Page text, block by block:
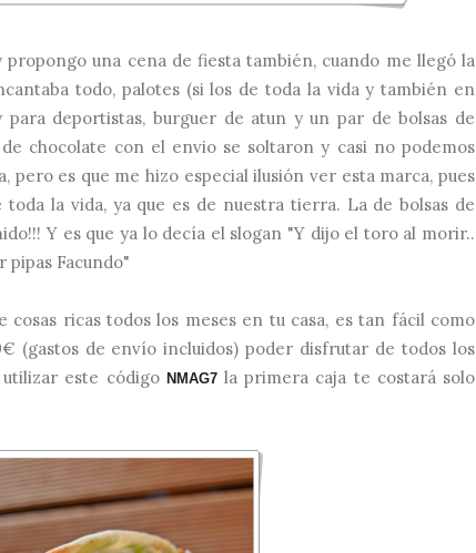
una cena de fiesta también, cuando me llegó la
todo, palotes (si los de toda la vida y también en
para deportistas, burguer de atun y un par de bolsas de
chocolate con el envio se soltaron y casi no podemos
pero es que me hizo especial ilusión ver esta marca, pues
la vida, ya que es de nuestra tierra. La de bolsas de
Y es que ya lo decía el slogan "Y dijo el toro al morir..
Facundo"
cosas ricas todos los meses en tu casa, es tan fácil como
(gastos de envío incluidos) poder disfrutar de todos los
este código NMAG7la primera caja te costará solo